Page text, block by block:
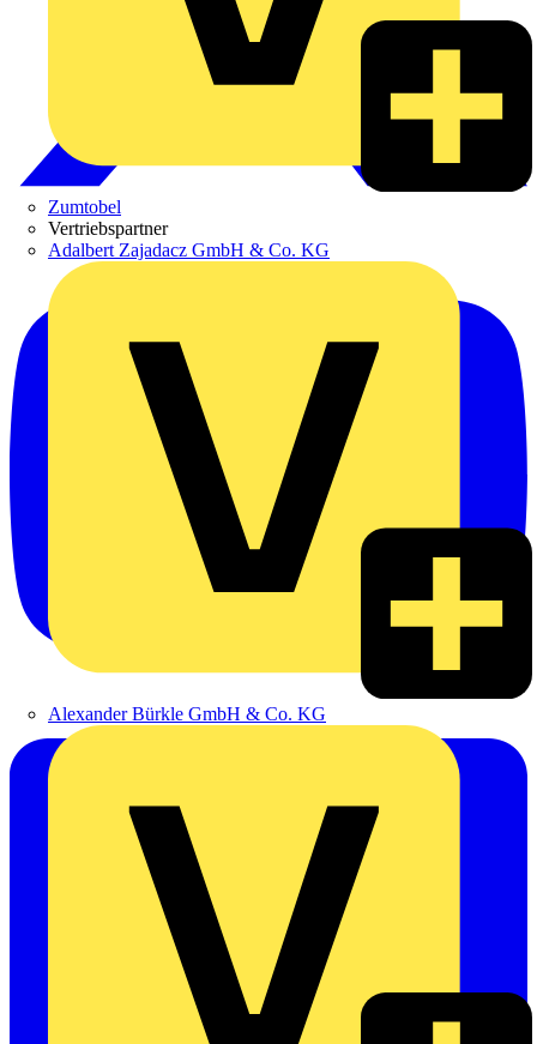
Zumtobel
Vertriebspartner
Adalbert Zajadacz GmbH & Co. KG
Alexander Bürkle GmbH & Co. KG